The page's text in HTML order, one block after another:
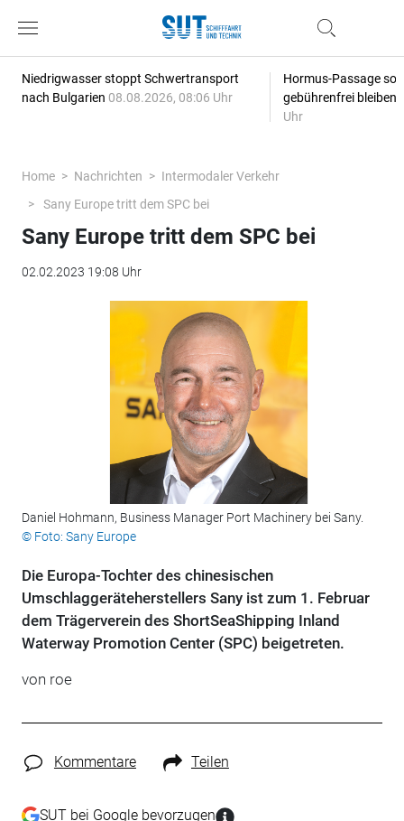
Niedrigwasser stoppt Schwertransport
nach Bulgarien 08.08.2026, 08:06 Uhr
Hormus-Passage
gebührenfrei bleiben
Uhr
Home Nachrichten
Intermodaler Verkehr
Sany Europe tritt dem SPC bei
Sany Europe tritt dem SPC bei
02.02.2023 19:08 Uhr
Daniel Hohmann, Business Manager Port Machinery bei Sany.
© Foto: Sany Europe
Die Europa-Tochter des chinesischen
Umschlaggeräteherstellers Sany ist zum 1. Februar
dem Trägerverein des ShortSeaShipping Inland
Waterway Promotion Center (SPC) beigetreten.
von roe
Kommentare Teilen
SUT bei Google bevorzugen